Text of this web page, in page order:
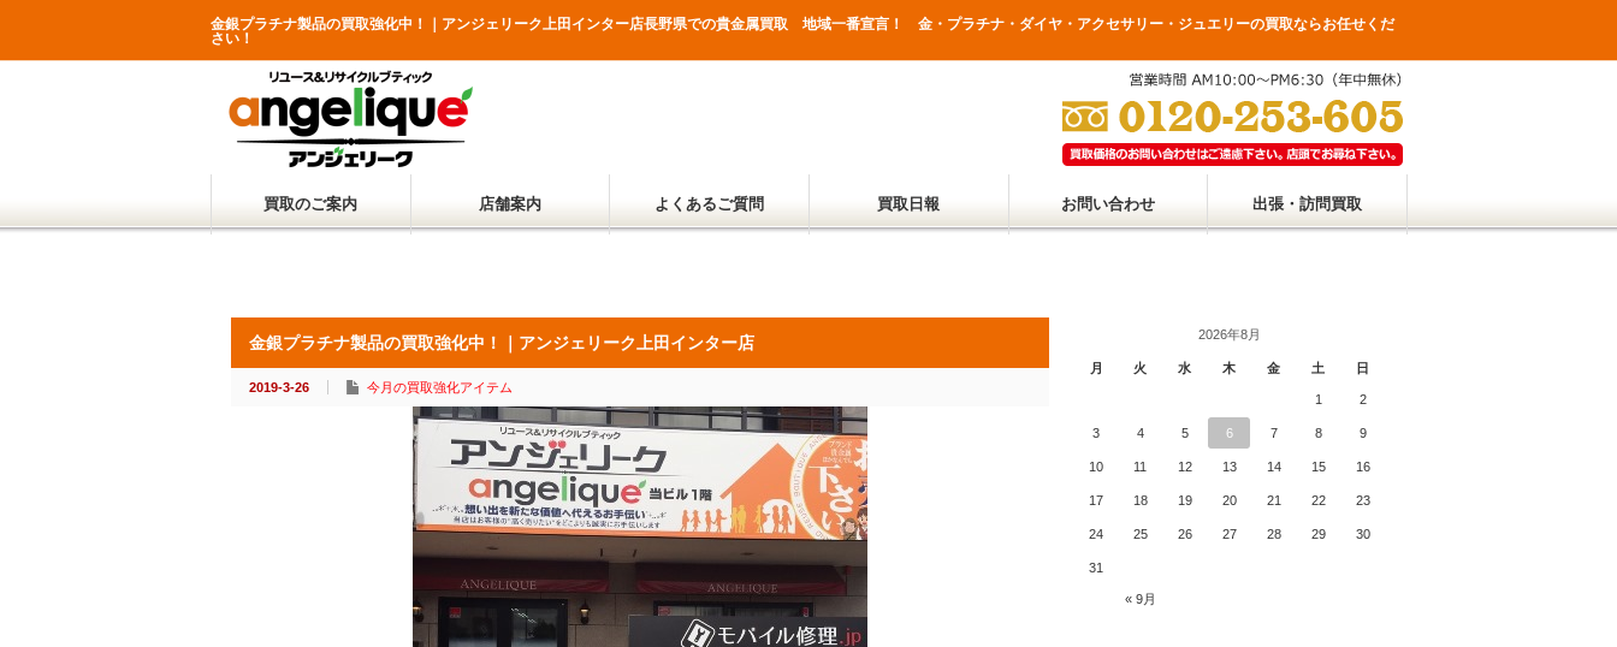
金銀プラチナ製品の買取強化中！｜アンジェリーク上田インター店長野県での貴金属買取 地域一番宣言！ 金・プラチナ・ダイヤ・アクセサリー・ジュエリーの買取ならお任せくだ
さい！
買取のご案内 店舗案内 よくあるご質問 買取日報 お問い合わせ 出張・訪問買取
金銀プラチナ製品の買取強化中！｜アンジェリーク上田インター店
2019-3-26 今月の買取強化アイテム
2026年8月
月 火 水 木 金 土 日
« 9月
1 2
3 4 5 6 7 8 9
10 11 12 13 14 15 16
17 18 19 20 21 22 23
24 25 26 27 28 29 30
31